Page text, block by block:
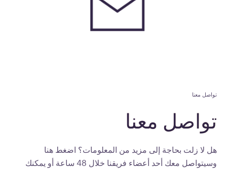
تواصل معنا
تواصل معنا
هل لا زلت بحاجة إلى مزيد من المعلومات؟ اضغط هنا
وسيتواصل معك أحد أعضاء فريقنا خلال 48 ساعة أو يمكنك